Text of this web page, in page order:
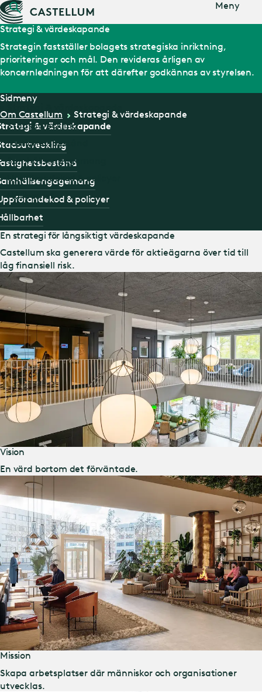
Meny
Stadsutveckling
Fastighetsbestånd
Samhällsengagemang
Uppförandekod & policyer
Hållbarhet
Strategi & värdeskapande
Strategin fastställer bolagets strategiska inriktning,
prioriteringar och mål. Den revideras årligen av
koncernledningen för att därefter godkännas av styrelsen.
Sidmeny
Om Castellum
Strategi & värdeskapande
& värdeskapande
& policyer
En strategi för långsiktigt värdeskapande
Castellum ska generera värde för aktieägarna över tid till
låg finansiell risk.
Vision
En värd bortom det förväntade.
Mission
Skapa arbetsplatser där människor och organisationer
utvecklas.